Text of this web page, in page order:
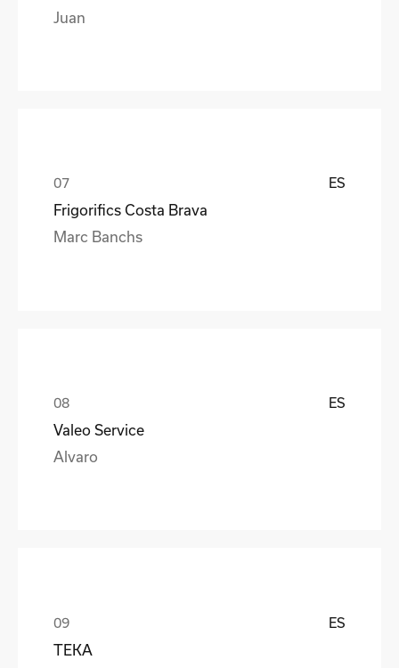
Juan
ES
Frigorifics Costa Brava
Marc Banchs
ES
Valeo Service
Alvaro
ES
TEKA